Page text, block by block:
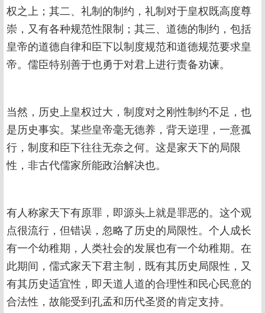
权之上；其二、礼制的制约，礼制对于皇权既高度尊
崇，又有各种规范性限制；其三、道德的制约，包括
皇帝的道德自律和臣下以制度规范和道德规范要求皇
帝。儒臣特别善于也勇于对君上进行责备劝谏。
当然，历史上皇权过大，制度对之刚性制约不足，也
是历史事实。某些皇帝毫无德养，背天逆理，一意孤
行，制度和臣下往往无奈之何。这是家天下的局限
性，非古代儒家所能政治解决也。
有人称家天下有原罪，即源头上就是罪恶的。这个观
点很流行，但错误，忽略了历史的局限性。个人成长
有一个幼稚期，人类社会的发展也有一个幼稚期。在
此期间，儒式家天下君主制，既有其历史局限性，又
有其历史适宜性，即天道人道的合理性和民心民意的
合法性，故能受到孔孟和历代圣贤的肯定支持。